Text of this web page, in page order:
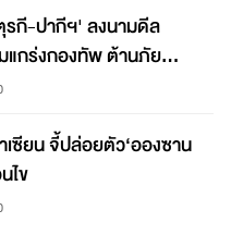
กี-ปากีฯ' ลงนามดีล
แกร่งกองทัพ ต้านภัย
ซียน จี้ปล่อยตัว‘อองซาน
ไข